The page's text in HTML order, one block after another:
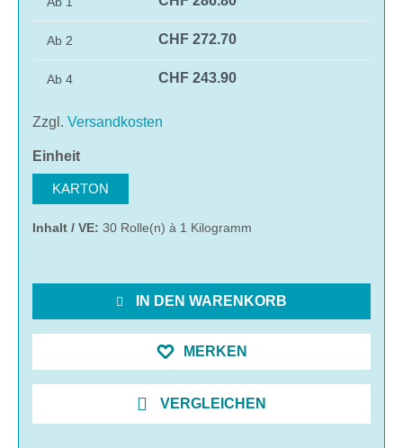
Ab 2 CHF 272.70
Ab 4 CHF 243.90
Zzgl. Versandkosten
Einheitauswählen
KARTON
Inhalt / VE: 30 Rolle(n) à 1 Kilogramm
IN DEN WARENKORB
MERKEN
VERGLEICHEN